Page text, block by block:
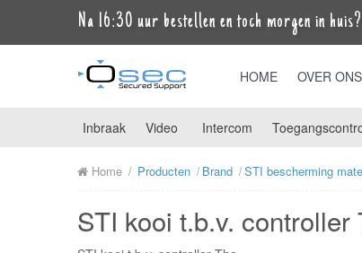
Na 16:30 uur bestellen en toch morgen in
HOME OVER ONS
Inbraak Video Intercom
Home Producten Brand STI bescherming
STI kooi t.b.v.